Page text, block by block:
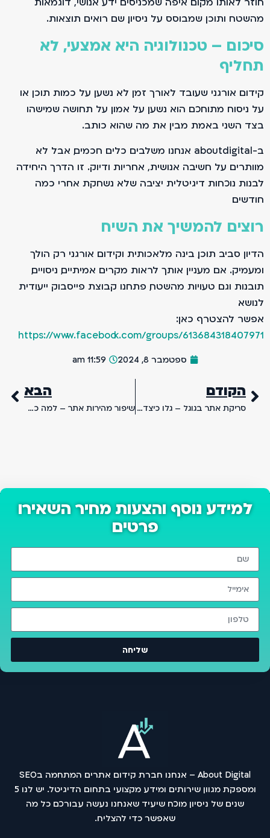
מהשטח ותוכן שמבוסס על ניסיון, שם רואים תוצאות.
סיכום – טכנולוגיה היא אמצעי, לא
תחליף
קידום אורגני שעובד לאורך זמן לא נשען על כמות תוכן או
על ניסוח מתוחכם. הוא נשען על אמון. על תחושה שמישהו
בצד השני באמת מבין את מה שהוא כותב.
ב-aboutdigital אנחנו משלבים כלים חכמים, אבל לא
מוותרים על חשיבה אנושית, אחריות ודיוק. זו הדרך היחידה
לבנות נוכחות דיגיטלית יציבה שלא נשחקת אחרי כמה
חודשים.
רוצים להמשיך את השיח
הדיון סביב תוכן, בינה מלאכותית וקידום אורגני רק הולך
ומעמיק. אם מעניין אותך לראות מקרים אמיתיים, ניסויים,
תובנות וגם טעויות מהשטח, פתחנו קבוצת פייסבוק ייעודית
לנושא.
אפשר להצטרף כאן:
https://www.facebook.com/groups/613684318407971
ספטמבר 8, 2024 11:59 am
הקודם
סריקת אתר בגוגל – גלו כיצד גוגל סורק לכם את האתר
הבא
שיפור מהירות אתר – למה כל כך חשוב שאתר יטען מהר?
למידע נוסף והצעות מחיר השאירו
פרטים
שליחה
About Digital – אנחנו חברת קידום אתרים המתחמה בSEO
ומספקת מגוון שירותים ומידע מקצועי בתחום הדיגיטל. יש לנו 5
שנים של ניסיון מוכח שיעיד שאנחנו נעשה עבורכם כל מה
שאפשר כדי להצליח .